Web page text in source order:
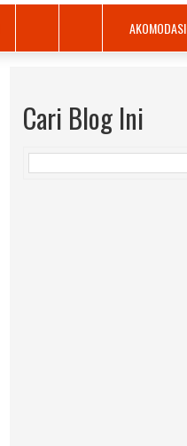
AKOMODASI
Cari Blog Ini